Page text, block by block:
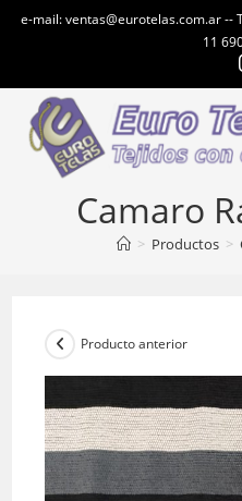
e-mail: ventas@eurotelas.com.ar --
11
Camaro
> Productos >
Producto anterior